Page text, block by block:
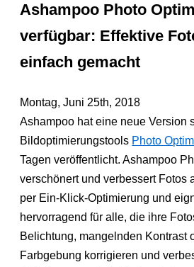
Ashampoo Photo
verfügbar: Effektive
einfach gemacht
Montag, Juni 25th, 2018
Ashampoo hat eine neue Version
Bildoptimierungstools Photo
Tagen veröffentlicht. Ashampoo
verschönert und verbessert Fotos
per Ein-Klick-Optimierung und
hervorragend für alle, die ihre
Belichtung, mangelnden Kontrast
Farbgebung korrigieren und